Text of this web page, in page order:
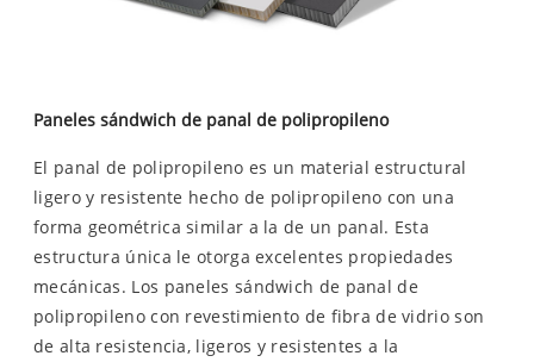
Paneles sándwich de panal de polipropileno
El panal de polipropileno es un material estructural
ligero y resistente hecho de polipropileno con una
forma geométrica similar a la de un panal. Esta
estructura única le otorga excelentes propiedades
mecánicas. Los paneles sándwich de panal de
polipropileno con revestimiento de fibra de vidrio son
de alta resistencia, ligeros y resistentes a la